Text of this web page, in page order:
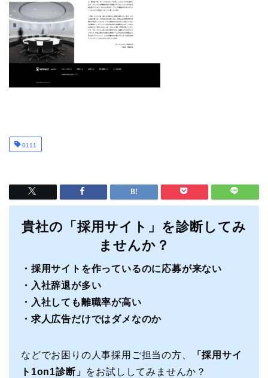
0111
貴社の「採用サイト」を診断してみ
ませんか？
・採用サイトを作っているのに応募が来ない
・入社辞退が多い
・入社しても離職率が高い
・求人広告だけではダメなのか
などでお困りの人事採用ご担当の方、
「採用サイ
ト1on1診断」 をお試ししてみませんか？